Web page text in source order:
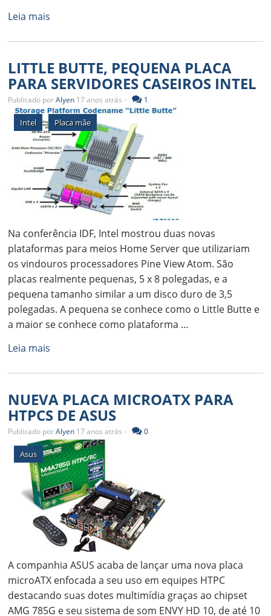
Leia mais
LITTLE BUTTE, PEQUENA PLACA
PARA SERVIDORES CASEIROS INTEL
Publicado porAlyen 17 anos atrás - 1
Intel Placa mãe
Na conferência IDF, Intel mostrou duas novas
plataformas para meios Home Server que utilizariam
os vindouros processadores Pine View Atom. São
placas realmente pequenas, 5 x 8 polegadas, e a
pequena tamanho similar a um disco duro de 3,5
polegadas. A pequena se conhece como o Little Butte e
a maior se conhece como plataforma ...
Leia mais
NUEVA PLACA MICROATX PARA
HTPCS DE ASUS
Publicado porAlyen 17 anos atrás - 0
Asus
A companhia ASUS acaba de lançar uma nova placa
microATX enfocada a seu uso em equipes HTPC
destacando suas dotes multimídia graças ao chipset
AMG 785G e seu sistema de som ENVY HD 10, de até 10